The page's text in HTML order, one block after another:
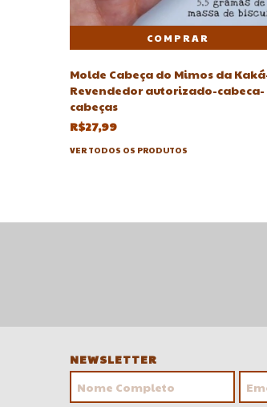
Molde Cabeça do Mimos da
Revendedor autorizado-cabeca-
cabeças
R$27,99
VER TODOS OS PRODUTOS
NEWSLETTER